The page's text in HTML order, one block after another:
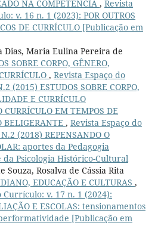
NA COMPETÊNCIA , Revista
v. 16 n. 1 (2023): POR OUTROS
DE CURRÍCULO [Publicação em
Maria Eulina Pereira de
SOBRE CORPO, GÊNERO,
, Revista Espaço do
(2015) ESTUDOS SOBRE CORPO,
E CURRÍCULO
CURRÍCULO EM TEMPOS DE
BELIGERANTE , Revista Espaço do
(2018) REPENSANDO O
aportes da Pedagogia
Psicologia Histórico-Cultural
Souza, Rosalva de Cássia Rita
EDUCAÇÃO E CULTURAS ,
Currículo: v. 17 n. 1 (2024):
E ESCOLAS: tensionamentos
[Publicação em